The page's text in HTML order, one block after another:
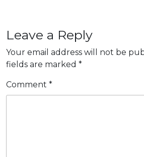
lộ
Leave a Reply
Your email address will not be
fields are marked *
Comment *